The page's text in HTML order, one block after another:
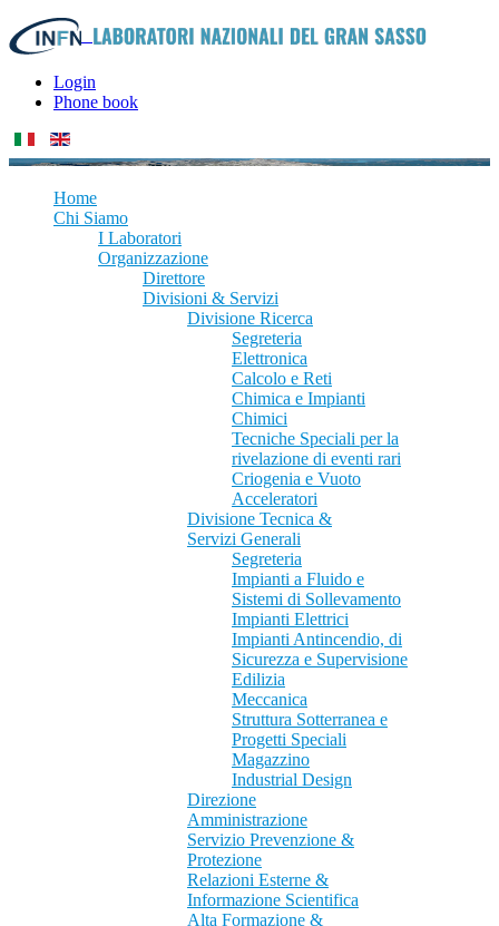
Login
Phone book
Home
Chi Siamo
I Laboratori
Organizzazione
Direttore
Divisioni & Servizi
Divisione Ricerca
Segreteria
Elettronica
Calcolo e Reti
Chimica e Impianti
Chimici
Tecniche Speciali per la
rivelazione di eventi rari
Criogenia e Vuoto
Acceleratori
Divisione Tecnica &
Servizi Generali
Segreteria
Impianti a Fluido e
Sistemi di Sollevamento
Impianti Elettrici
Impianti Antincendio, di
Sicurezza e Supervisione
Edilizia
Meccanica
Struttura Sotterranea e
Progetti Speciali
Magazzino
Industrial Design
Direzione
Amministrazione
Servizio Prevenzione &
Protezione
Relazioni Esterne &
Informazione Scientifica
Alta Formazione &